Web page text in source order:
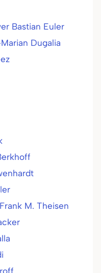
Bastian Euler
Dugalia
M. Theisen